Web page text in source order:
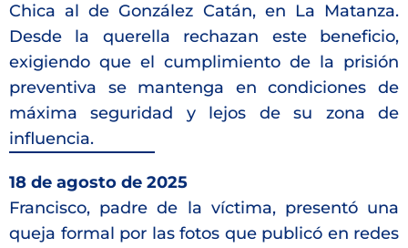
Chica al de González Catán, en La Matanza.
Desde la querella rechazan este beneficio,
exigiendo que el cumplimiento de la prisión
preventiva se mantenga en condiciones de
máxima seguridad y lejos de su zona de
influencia.
18 de agosto de 2025
Francisco, padre de la víctima, presentó una
queja formal por las fotos que publicó en redes